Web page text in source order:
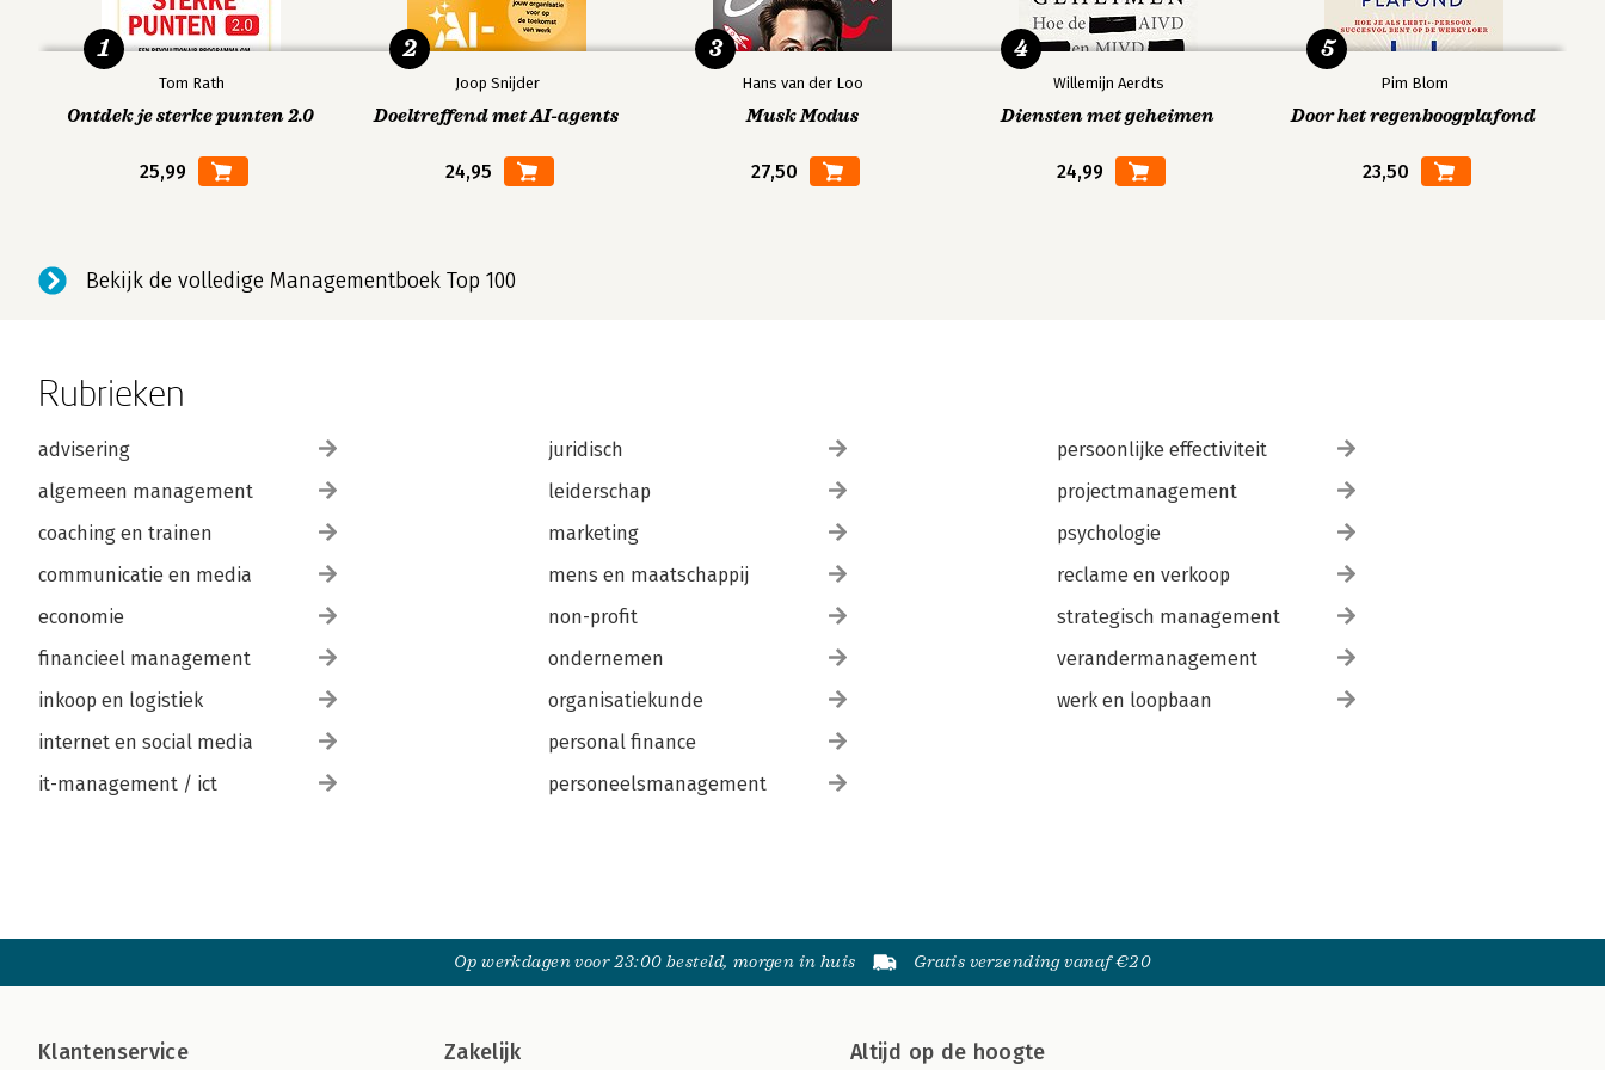
Tom Rath
Ontdek je sterke punten 2.0
25,99
1
Joop Snijder
Doeltreffend met AI-agents
24,95
2
Hans van der Loo
Musk Modus
27,50
3
Willemijn Aerdts
Diensten met geheimen
24,99
4
Pim Blom
Door het regenboogplafond
23,50
5
Bekijk de volledige Managementboek Top 100
Rubrieken
advisering
algemeen management
coaching en trainen
communicatie en media
economie
financieel management
inkoop en logistiek
internet en social media
it-management / ict
juridisch
leiderschap
marketing
mens en maatschappij
non-profit
ondernemen
organisatiekunde
personal finance
personeelsmanagement
persoonlijke effectiviteit
projectmanagement
psychologie
reclame en verkoop
strategisch management
verandermanagement
werk en loopbaan
Op werkdagen voor 23:00 besteld, morgen in huis Gratis verzending vanaf €20
Klantenservice Zakelijk Altijd op de hoogte